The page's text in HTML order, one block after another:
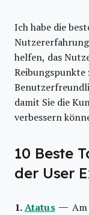
Ich habe die
helfen, das
damit Sie die
verbessern
10 Beste
der User
1.Atatus —